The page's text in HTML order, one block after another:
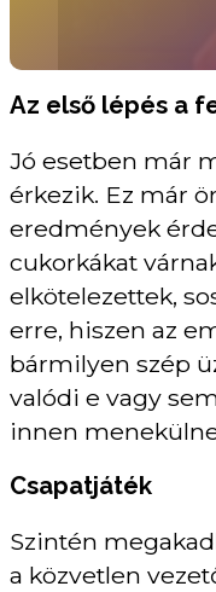
Az első lépés a
Jó esetben már
érkezik. Ez már
eredmények
cukorkákat
elkötelezettek,
erre, hiszen az
bármilyen szép
valódi e vagy
innen
Csapatjáték
Szintén
a közvetlen